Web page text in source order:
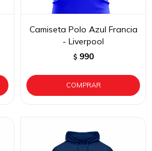
Camiseta Polo Azul Francia
- Liverpool
$ 990